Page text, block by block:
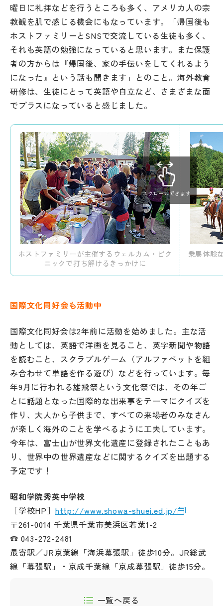
曜日に礼拝などを行うところも多く、アメリカ人の宗
教観を肌で感じる機会にもなっています。「帰国後も
ホストファミリーとSNSで交流している生徒も多く、
それも英語の勉強になっていると思います。また保護
者の方からは『帰国後、家の手伝いをしてくれるよう
になった』という話も聞きます」とのこと。海外教育
研修は、生徒にとって英語や自立など、さまざまな面
でプラスになっていると感じました。
ホストファミリーが主催するウェルカム・ピク
ニックで打ち解けるきっかけに
乗馬体験
スクロールできます
国際文化同好会も活動中
国際文化同好会は2年前に活動を始めました。主な活
動としては、英語で洋画を見ること、英字新聞や物語
を読むこと、スクラブルゲーム（アルファベットを組
み合わせて単語を作る遊び）などを行っています。毎
年9月に行われる雄飛祭という文化祭では、その年ご
とに話題となった国際的な出来事をテーマにクイズを
作り、大人から子供まで、すべての来場者のみなさん
が楽しく海外のことを学べるように工夫しています。
今年は、富士山が世界文化遺産に登録されたこともあ
り、世界中の世界遺産などに関するクイズを出題する
予定です！
昭和学院秀英中学校
［学校HP］ http://www.showa-shuei.ed.jp/
〒261-0014 千葉県千葉市美浜区若葉1-2
☎ 043-272-2481
最寄駅／JR京葉線「海浜幕張駅」徒歩10分。JR総武
線「幕張駅」・京成千葉線「京成幕張駅」徒歩15分。
一覧へ戻る